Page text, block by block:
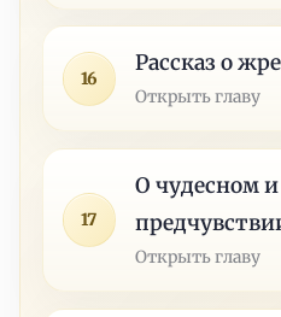
16
Рассказ о
Открыть главу
17
О чудесном
Открыть главу